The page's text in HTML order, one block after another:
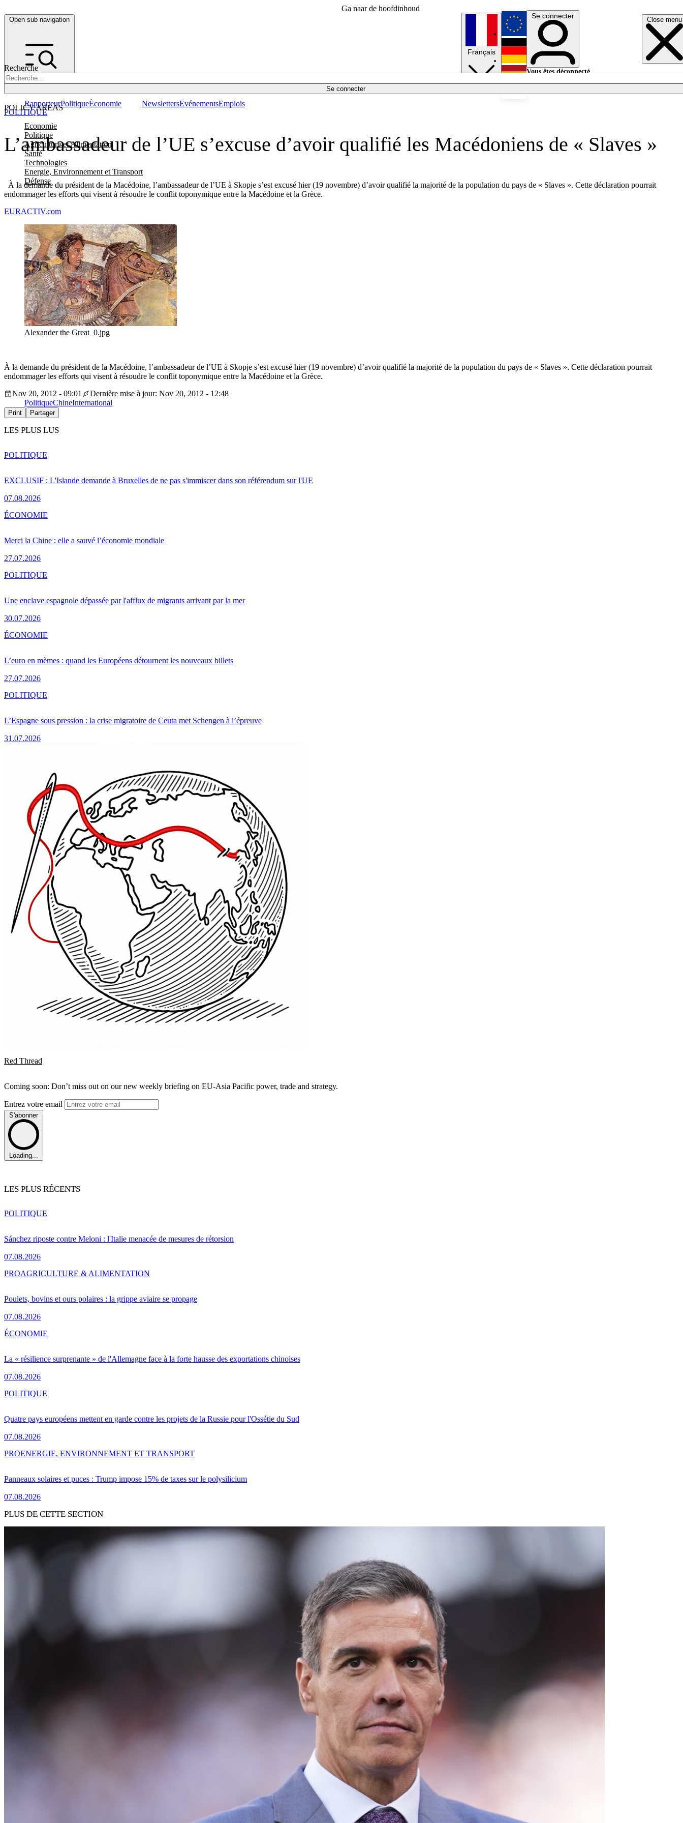
Ga naar de hoofdinhoud
Open sub navigation Close menu
Recherche
Se connecter
POLICY AREAS
Economie
Politique
Agriculture et Alimentation
Santé
Technologies
Energie, Environnement et Transport
Défense
RapporteurPolitiqueÉconomie NewslettersEvénementsEmplois
Français
English
Deutsch
Se connecter
Vous êtes déconnecté.
L’ambassadeur de l’UE s’excuse d’avoir qualifié les Macédoniens de « Slaves »
À la demande du président de la Macédoine, l’ambassadeur de l’UE à Skopje s’est excusé hier (19 novembre) d’avoir qualifié la majorité de la population du pays de « Slaves ». Cette déclaration pourrait
endommager les efforts qui visent à résoudre le conflit toponymique entre la Macédoine et la Grèce.
POLITIQUE
EURACTIV.com
Alexander the Great_0.jpg
À la demande du président de la Macédoine, l’ambassadeur de l’UE à Skopje s’est excusé hier (19 novembre) d’avoir qualifié la majorité de la population du pays de « Slaves ». Cette déclaration pourrait
endommager les efforts qui visent à résoudre le conflit toponymique entre la Macédoine et la Grèce.
Nov 20, 2012 - 09:01
Dernière mise à jour: Nov 20, 2012 - 12:48
PolitiqueChineInternational
Print Partager
LES PLUS LUS
EXCLUSIF : L'Islande demande à Bruxelles de ne pas s'immiscer dans son référendum sur l'UE
07.08.2026
POLITIQUE
Merci la Chine : elle a sauvé l’économie mondiale
27.07.2026
ÉCONOMIE
Une enclave espagnole dépassée par l'afflux de migrants arrivant par la mer
30.07.2026
POLITIQUE
L’euro en mèmes : quand les Européens détournent les nouveaux billets
27.07.2026
ÉCONOMIE
L’Espagne sous pression : la crise migratoire de Ceuta met Schengen à l’épreuve
31.07.2026
POLITIQUE
Red Thread
Coming soon: Don’t miss out on our new weekly briefing on EU-Asia Pacific power, trade and strategy.
Entrez votre email
S'abonner
Loading...
LES PLUS RÉCENTS
Sánchez riposte contre Meloni : l'Italie menacée de mesures de rétorsion
07.08.2026
POLITIQUE
Poulets, bovins et ours polaires : la grippe aviaire se propage
07.08.2026
PROAGRICULTURE & ALIMENTATION
La « résilience surprenante » de l'Allemagne face à la forte hausse des exportations chinoises
07.08.2026
ÉCONOMIE
Quatre pays européens mettent en garde contre les projets de la Russie pour l'Ossétie du Sud
07.08.2026
POLITIQUE
Panneaux solaires et puces : Trump impose 15% de taxes sur le polysilicium
07.08.2026
PROENERGIE, ENVIRONNEMENT ET TRANSPORT
PLUS DE CETTE SECTION